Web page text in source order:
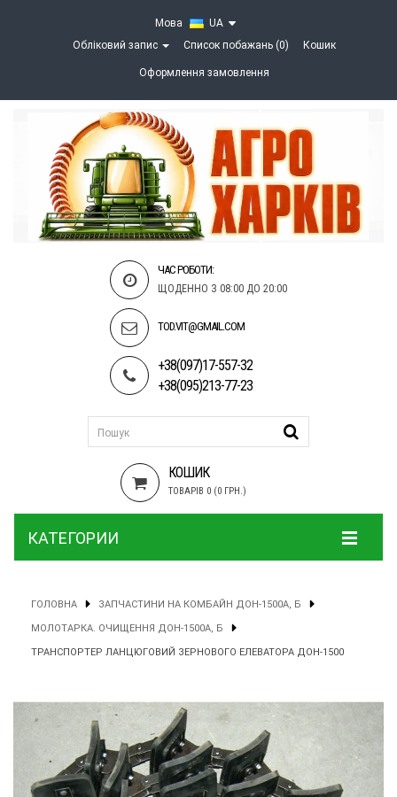
Мова
UA
Обліковий запис
Список побажань (0) Кошик
Оформлення замовлення
ЧАС РОБОТИ:
ЩОДЕННО З 08:00 ДО 20:00
TOD.VIT@GMAIL.COM
+38(097)17-557-32
+38(095)213-77-23
КОШИК
ТОВАРІВ 0 (0 ГРН.)
КАТЕГОРИИ
ГОЛОВНА ЗАПЧАСТИНИ НА КОМБАЙН ДОН-1500А, Б
МОЛОТАРКА. ОЧИЩЕННЯ ДОН-1500А, Б
ТРАНСПОРТЕР ЛАНЦЮГОВИЙ ЗЕРНОВОГО ЕЛЕВАТОРА ДОН-1500